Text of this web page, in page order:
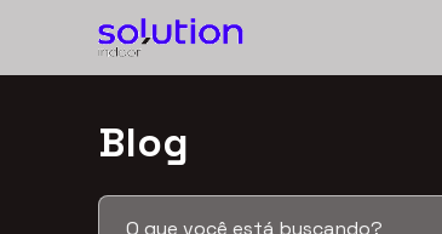
Salas fixas
End. comercial e fiscal
Blog